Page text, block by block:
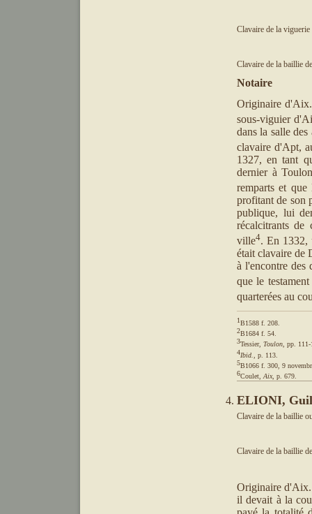
Clavaire de la viguerie
Clavaire de la baillie
Notaire
Originaire
sous-viguier
dans la salle
clavaire d'Apt,
1327, en tant
dernier à
remparts et que
profitant de son
publique, lui
récalcitrants de
ville4. En 1332,
était clavaire de
à l'encontre des
que le
quarterées au
1
2
3Tessier, Toulon
4Ibid.
5
6Coulet, Aix, p. 679.
ELIONI,
Clavaire de la baillie
Clavaire de la baillie
Originaire d'Aix.
il devait à la